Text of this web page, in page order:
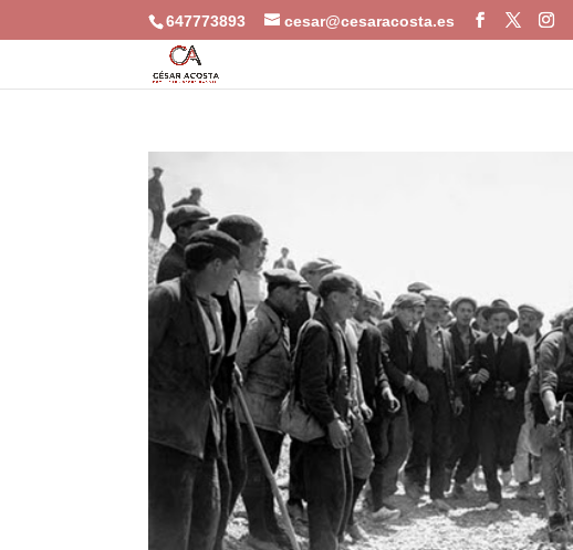
647773893 cesar@cesaracosta.es